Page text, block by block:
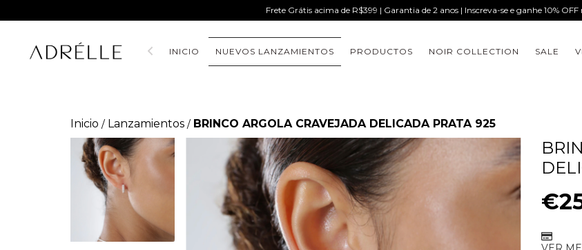
Frete Grátis acima de R$399 | Garantia de 2 anos | Inscreva-se e ganhe 10%
INICIO NUEVOS LANZAMIENTOS PRODUCTOS NOIR COLLECTION SALE
Inicio / Lanzamientos / BRINCO ARGOLA CRAVEJADA DELICADA PRATA 925